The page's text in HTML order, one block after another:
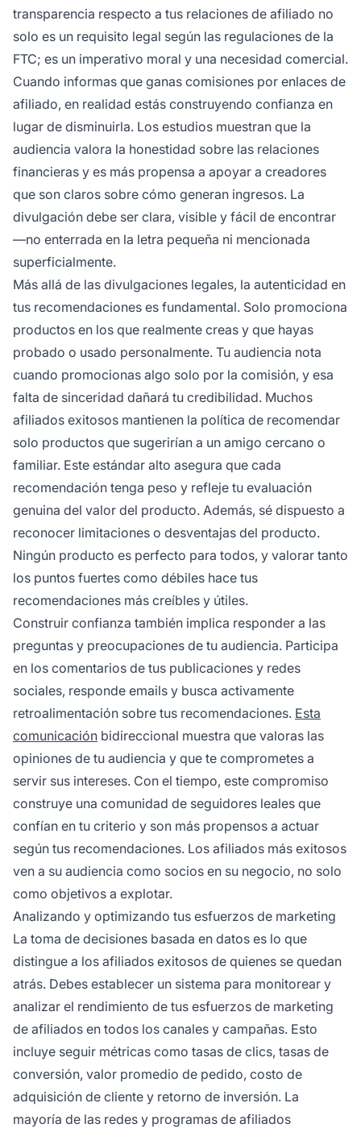
transparencia respecto a tus relaciones de afiliado no
solo es un requisito legal según las regulaciones de la
FTC; es un imperativo moral y una necesidad comercial.
Cuando informas que ganas comisiones por enlaces de
afiliado, en realidad estás construyendo confianza en
lugar de disminuirla. Los estudios muestran que la
audiencia valora la honestidad sobre las relaciones
financieras y es más propensa a apoyar a creadores
que son claros sobre cómo generan ingresos. La
divulgación debe ser clara, visible y fácil de encontrar
—no enterrada en la letra pequeña ni mencionada
superficialmente.
Más allá de las divulgaciones legales, la autenticidad en
tus recomendaciones es fundamental. Solo promociona
productos en los que realmente creas y que hayas
probado o usado personalmente. Tu audiencia nota
cuando promocionas algo solo por la comisión, y esa
falta de sinceridad dañará tu credibilidad. Muchos
afiliados exitosos mantienen la política de recomendar
solo productos que sugerirían a un amigo cercano o
familiar. Este estándar alto asegura que cada
recomendación tenga peso y refleje tu evaluación
genuina del valor del producto. Además, sé dispuesto a
reconocer limitaciones o desventajas del producto.
Ningún producto es perfecto para todos, y valorar tanto
los puntos fuertes como débiles hace tus
recomendaciones más creíbles y útiles.
Construir confianza también implica responder a las
preguntas y preocupaciones de tu audiencia. Participa
en los comentarios de tus publicaciones y redes
sociales, responde emails y busca activamente
retroalimentación sobre tus recomendaciones. Esta
comunicación bidireccional muestra que valoras las
opiniones de tu audiencia y que te comprometes a
servir sus intereses. Con el tiempo, este compromiso
construye una comunidad de seguidores leales que
confían en tu criterio y son más propensos a actuar
según tus recomendaciones. Los afiliados más exitosos
ven a su audiencia como socios en su negocio, no solo
como objetivos a explotar.
Analizando y optimizando tus esfuerzos de marketing
La toma de decisiones basada en datos es lo que
distingue a los afiliados exitosos de quienes se quedan
atrás. Debes establecer un sistema para monitorear y
analizar el rendimiento de tus esfuerzos de marketing
de afiliados en todos los canales y campañas. Esto
incluye seguir métricas como tasas de clics, tasas de
conversión, valor promedio de pedido, costo de
adquisición de cliente y retorno de inversión. La
mayoría de las redes y programas de afiliados